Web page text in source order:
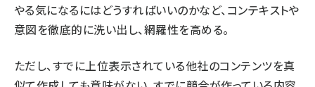
やる気になるにはどうすればいいのかなど、コンテキストや
意図を徹底的に洗い出し、網羅性を高める。
ただし、すでに上位表示されている他社のコンテンツを真